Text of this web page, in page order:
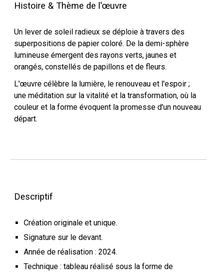
Histoire & Thème de l'œuvre
Un lever de soleil radieux se déploie à travers des
superpositions de papier coloré. De la demi-sphère
lumineuse émergent des rayons verts, jaunes et
orangés, constellés de papillons et de fleurs.
L'œuvre célèbre la lumière, le renouveau et l'espoir ;
une méditation sur la vitalité et la transformation, où la
couleur et la forme évoquent la promesse d'un nouveau
départ.
Descriptif
Création originale et unique.
Signature sur le devant.
Année de réalisation : 2024.
Technique : tableau réalisé sous la forme de